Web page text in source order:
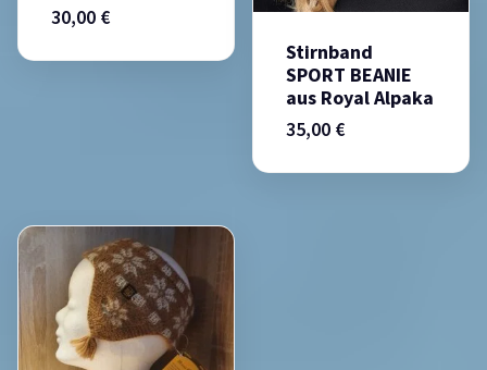
30,00 €
Stirnband
SPORT BEANIE
aus Royal Alpaka
35,00 €